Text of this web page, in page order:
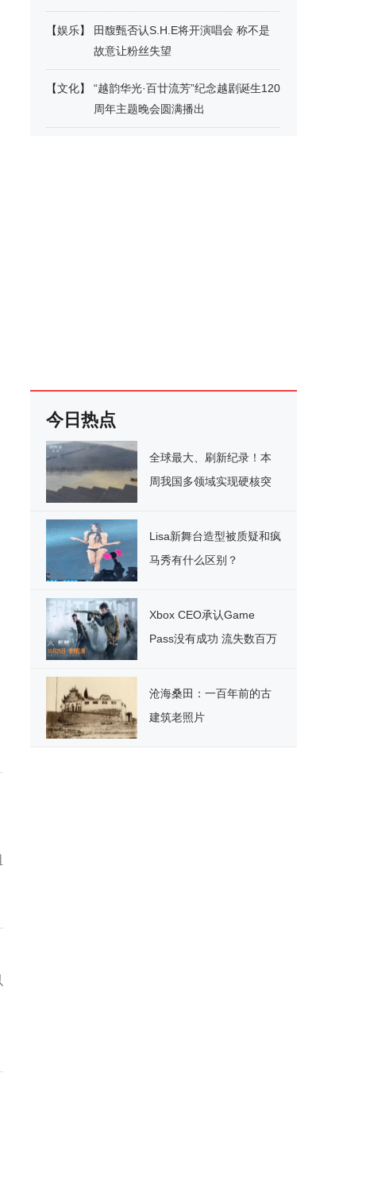
【娱乐】
田馥甄否认S.H.E将开演唱会 称不是
故意让粉丝失望
【文化】
“越韵华光·百廿流芳”纪念越剧诞生120
周年主题晚会圆满播出
今日热点
全球最大、刷新纪录！本
周我国多领域实现硬核突
Lisa新舞台造型被质疑和疯
马秀有什么区别？
Xbox CEO承认Game
Pass没有成功 流失数百万
沧海桑田：一百年前的古
建筑老照片